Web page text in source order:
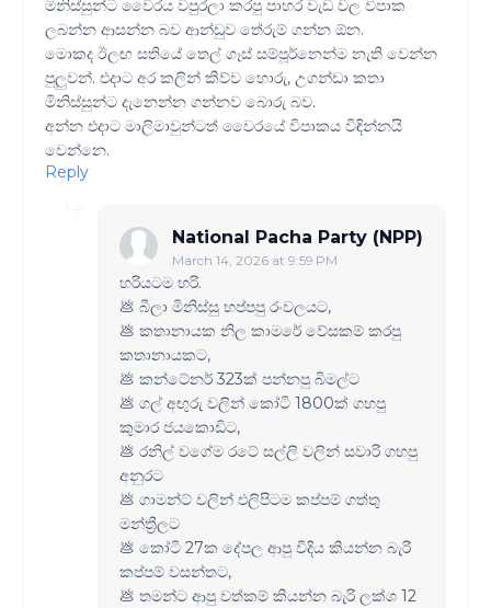
මිනිස්සුන්ට වෛරය වපුරලා කරපු පාහර වැඩ වල විපාක
ලබන්න ආසන්න බව ආන්ඩුව තේරුම් ගන්න ඕන.
මොකද ඊලඟ සතියේ තෙල් ගෑස් සම්පූර්නෙන්ම නැති වෙන්න
පුලුවන්. එදාට අර කලින් කිව්ව හොරු, උගන්ඩා කතා
මිනිස්සුන්ට දැනෙන්න ගන්නව බොරු බව.
අන්න එදාට මාලිමාවුන්ටත් වෛරයේ විපාකය විඳින්නයි
වෙන්නෙ.
Reply
National Pacha Party (NPP)
March 14, 2026 at 9:59 PM
හරියටම හරි.
💩 බීලා මිනිස්සු හප්පපු රංවලයට,
💩 කතානායක නිල කාමරේ වේසකම් කරපු
කතානායකට,
💩 කන්ටේනර් 323ක් පන්නපු බිමල්ට
💩 ගල් අඟුරු වලින් කෝටි 1800ක් ගහපු
කුමාර ජයකොඩිට,
💩 රනිල් වගේම රටේ සල්ලි වලින් සවාරි ගහපු
අනුරට
💩 ගාමන්ට් වලින් එලිපිටම කප්පම් ගත්තු
මන්ත්‍රීලට
💩 කෝටි 27ක දේපල ආපු විදිය කියන්න බැරි
කප්පම් වසන්තට,
💩 තමන්ට ආපු වත්කම් කියන්න බැරි ලක්ශ 12